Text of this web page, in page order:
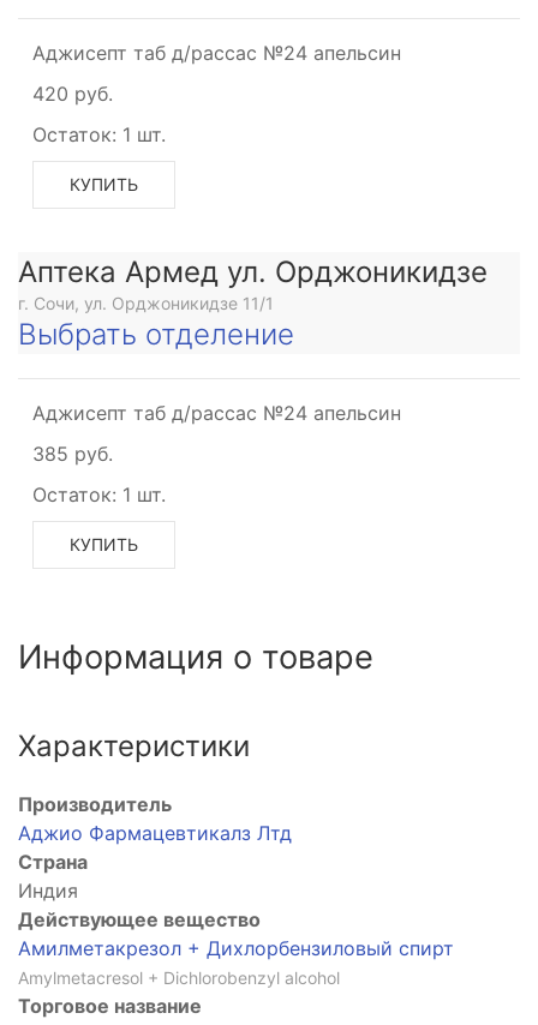
Аджисепт таб д/рассас №24 апельсин
420 руб.
Остаток: 1 шт.
КУПИТЬ
Аптека Армед ул. Орджоникидзе
г. Сочи, ул. Орджоникидзе 11/1
Выбрать отделение
Аджисепт таб д/рассас №24 апельсин
385 руб.
Остаток: 1 шт.
КУПИТЬ
Информация о товаре
Характеристики
Производитель
Аджио Фармацевтикалз Лтд
Страна
Индия
Действующее вещество
Амилметакрезол + Дихлорбензиловый спирт
Amylmetacresol + Dichlorobenzyl alcohol
Торговое название